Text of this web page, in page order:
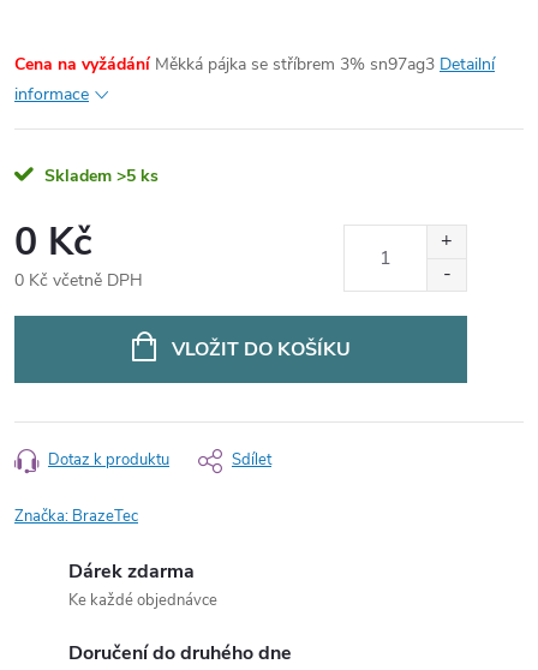
Cena na vyžádání Měkká pájka se stříbrem 3% sn97ag3 Detailní
informace
Skladem >5 ks
0 Kč
0 Kč včetně DPH
VLOŽIT DO KOŠÍKU
Dotaz k produktu Sdílet
Značka: BrazeTec
Dárek zdarma
Ke každé objednávce
Doručení do druhého dne